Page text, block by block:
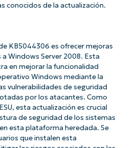
conocidos de la actualización.
KB5044306 es ofrecer mejoras
Windows Server 2008. Esta
en mejorar la funcionalidad
Windows mediante la
vulnerabilidades de seguridad
por los atacantes. Como
esta actualización es crucial
de seguridad de los sistemas
esta plataforma heredada. Se
que instalen esta